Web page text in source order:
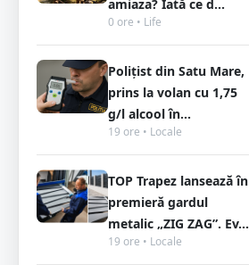
amiaza? Iată ce d...
0 ore • Life
Polițist din Satu Mare,
prins la volan cu 1,75
g/l alcool în...
19 ore • Locale
TOP Trapez lansează în
premieră gardul
metalic „ZIG ZAG”. Ev...
19 ore • Locale